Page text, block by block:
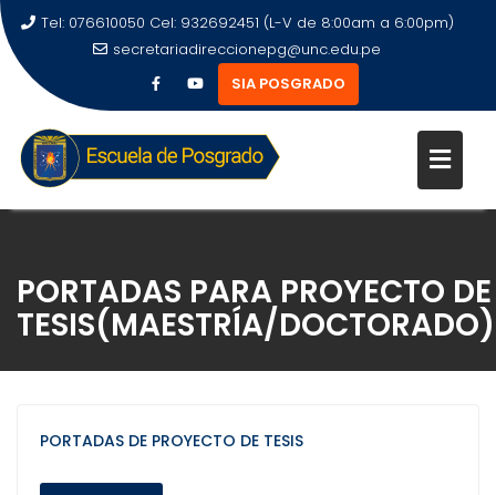
Tel: 076610050 Cel: 932692451 (L-V de 8:00am a 6:00pm)
secretariadireccionepg@unc.edu.pe
SIA POSGRADO
PORTADAS PARA PROYECTO DE
TESIS(MAESTRÍA/DOCTORADO)
PORTADAS DE PROYECTO DE TESIS